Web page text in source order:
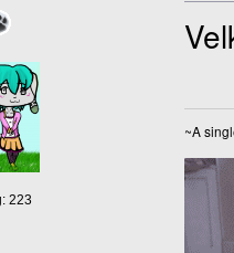
223
~A